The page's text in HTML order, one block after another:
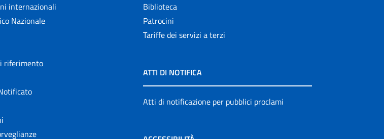
internazionali
Nazionale
riferimento
Biblioteca
Patrocini
Tariffe dei servizi a terzi
ATTI DI NOTIFICA
Atti di notificazione per pubblici proclami